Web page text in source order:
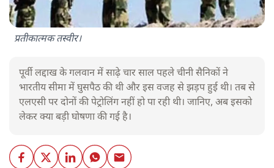
प्रतीकात्मक तस्वीर।
पूर्वी लद्दाख के गलवान में साढ़े चार साल पहले चीनी सैनिकों ने
भारतीय सीमा में घुसपैठ की थी और इस वजह से झड़प हुई थी। तब से
एलएसी पर दोनों की पेट्रोलिंग नहीं हो पा रही थी। जानिए, अब इसको
लेकर क्या बड़ी घोषणा की गई है।